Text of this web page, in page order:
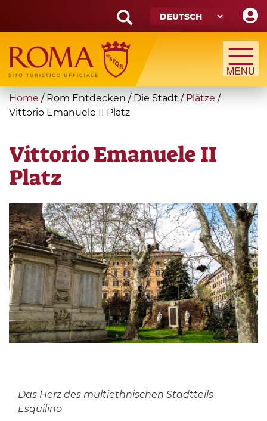
main
content
Search
form
Suche
You
are
Home / Rom Entdecken / Die Stadt / Plätze /
Vittorio Emanuele II Platz
Vittorio Emanuele II
Platz
Das Herz des multiethnischen Stadtteils
Esquilino